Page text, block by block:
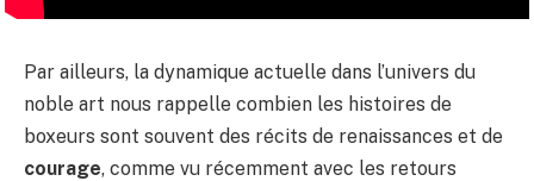
Par ailleurs, la dynamique actuelle dans l’univers du
noble art nous rappelle combien les histoires de
boxeurs sont souvent des récits de renaissances et de
courage, comme vu récemment avec les retours